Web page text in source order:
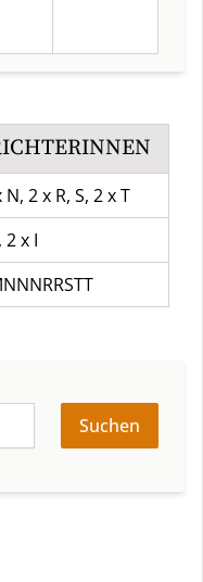
N, 2 x R, S, 2 x T
2 x I
Suchen